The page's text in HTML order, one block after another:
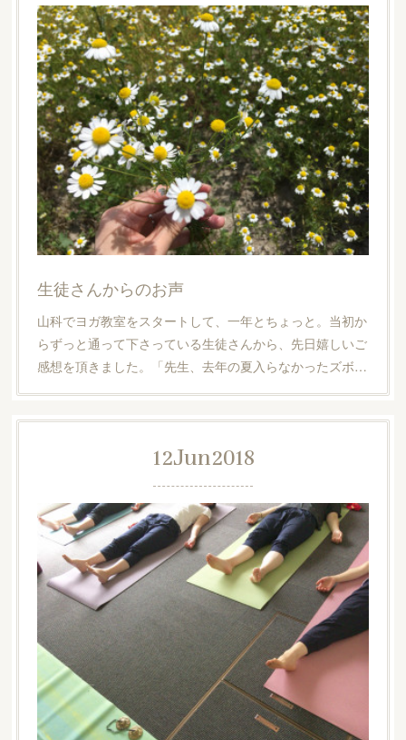
生徒さんからのお声
山科でヨガ教室をスタートして、一年とちょっと。当初か
らずっと通って下さっている生徒さんから、先日嬉しいご
感想を頂きました。「先生、去年の夏入らなかったズボ…
12Jun2018